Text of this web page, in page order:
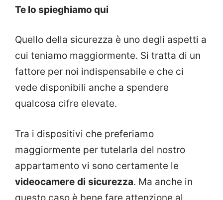
Te lo spieghiamo qui
Quello della sicurezza è uno degli aspetti a
cui teniamo maggiormente. Si tratta di un
fattore per noi indispensabile e che ci
vede disponibili anche a spendere
qualcosa cifre elevate.
Tra i dispositivi che preferiamo
maggiormente per tutelarla del nostro
appartamento vi sono certamente le
videocamere di sicurezza. Ma anche in
questo caso è bene fare attenzione al